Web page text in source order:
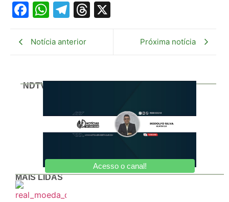
Facebook
WhatsApp
Telegram
Threads
Notícia anterior Próxima notícia
NDTV
Acesso o canal!
MAIS LIDAS